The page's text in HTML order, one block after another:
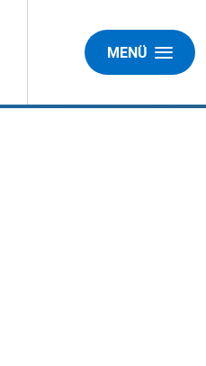
MENÜ